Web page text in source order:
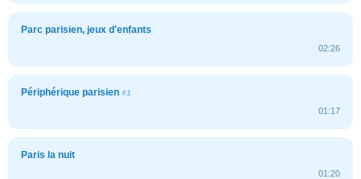
Parc parisien, jeux d'enfants
02:26
Périphérique parisien #1
01:17
Paris la nuit
01:20